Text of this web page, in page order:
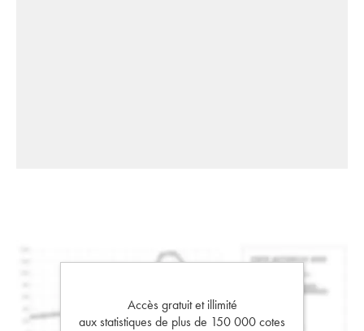
Accès gratuit et illimité
aux statistiques de plus de 150 000 cotes